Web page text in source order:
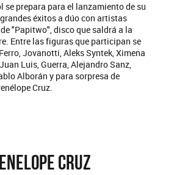
se prepara para el lanzamiento de su
éxitos a dúo con artistas
"Papitwo", disco que saldrá a la
Entre las figuras que participan se
Jovanotti, Aleks Syntek, Ximena
Luis, Guerra, Alejandro Sanz,
Alborán y para sorpresa de
Cruz.
CRUZ